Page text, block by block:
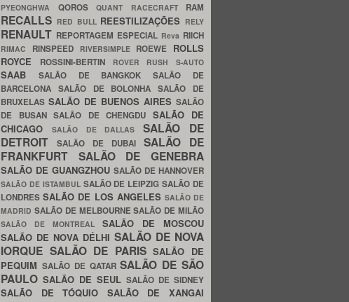
PYEONGHWA QOROS QUANT RACECRAFT RAM
RECALLS RED BULL REESTILIZAÇÕES RELY
RENAULT REPORTAGEM ESPECIAL Reva RIICH
RIMAC RINSPEED RIVERSIMPLE ROEWE ROLLS
ROYCE
ROSSINI-BERTIN ROVER RUSH S-AUTO
SAAB SALÃO DE BANGKOKSALÃO DE
BARCELONA SALÃO DE BOLONHASALÃO DE
BRUXELAS SALÃO DE BUENOS AIRES SALÃO
DE BUSAN SALÃO DE CHENGDU SALÃO DE
CHICAGO
SALÃO DE DALLASSALÃO DE
DETROIT
SALÃO DE DUBAI SALÃO DE
FRANKFURT SALÃO DE GENEBRA
SALÃO DE GUANGZHOU SALÃO DE HANNOVER
SALÃO DE ISTAMBUL SALÃO DE LEIPZIGSALÃO DE
LONDRESSALÃO DE LOS ANGELES SALÃO DE
MADRID SALÃO DE MELBOURNESALÃO DE MILÃO
SALÃO DE MONTREAL SALÃO DE MOSCOU
SALÃO DE NOVA DÉLHI SALÃO DE NOVA
IORQUE SALÃO DE PARISSALÃO DE
PEQUIM SALÃO DE QATARSALÃO DE SÃO
PAULO SALÃO DE SEUL SALÃO DE SIDNEY
SALÃO DE TÓQUIO SALÃO DE XANGAI